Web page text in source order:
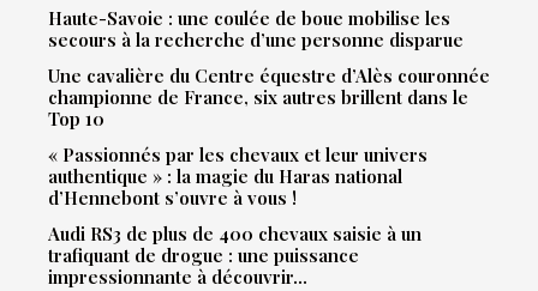
Haute-Savoie : une coulée de boue mobilise les
secours à la recherche d’une personne disparue
Une cavalière du Centre équestre d’Alès couronnée
championne de France, six autres brillent dans le
Top 10
« Passionnés par les chevaux et leur univers
authentique » : la magie du Haras national
d’Hennebont s’ouvre à vous !
Audi RS3 de plus de 400 chevaux saisie à un
trafiquant de drogue : une puissance
impressionnante à découvrir…